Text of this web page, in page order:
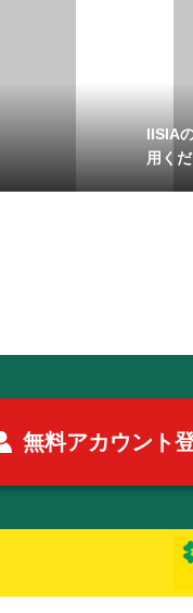
IISIA
用く
無料アカウント